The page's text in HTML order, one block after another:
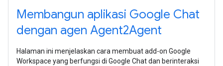
Membangun aplikasi Google Chat
dengan agen Agent2Agent
Halaman ini menjelaskan cara membuat add-on Google
Workspace yang berfungsi di Google Chat dan berinteraksi